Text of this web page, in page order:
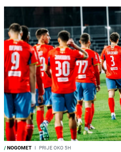
/NOGOMET I PRIJE OKO 5H